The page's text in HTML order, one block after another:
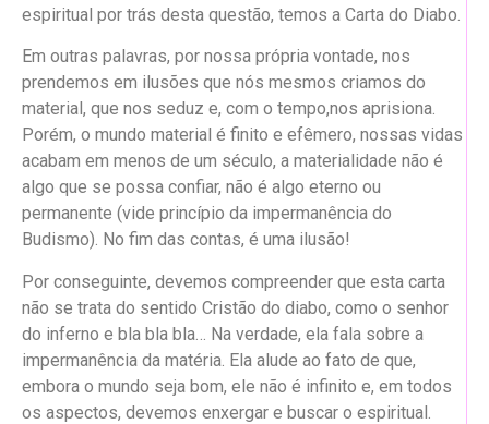
espiritual por trás desta questão, temos a Carta do Diabo.
Em outras palavras, por nossa própria vontade, nos
prendemos em ilusões que nós mesmos criamos do
material, que nos seduz e, com o tempo,nos aprisiona.
Porém, o mundo material é finito e efêmero, nossas vidas
acabam em menos de um século, a materialidade não é
algo que se possa confiar, não é algo eterno ou
permanente (vide princípio da impermanência do
Budismo). No fim das contas, é uma ilusão!
Por conseguinte, devemos compreender que esta carta
não se trata do sentido Cristão do diabo, como o senhor
do inferno e bla bla bla… Na verdade, ela fala sobre a
impermanência da matéria. Ela alude ao fato de que,
embora o mundo seja bom, ele não é infinito e, em todos
os aspectos, devemos enxergar e buscar o espiritual.